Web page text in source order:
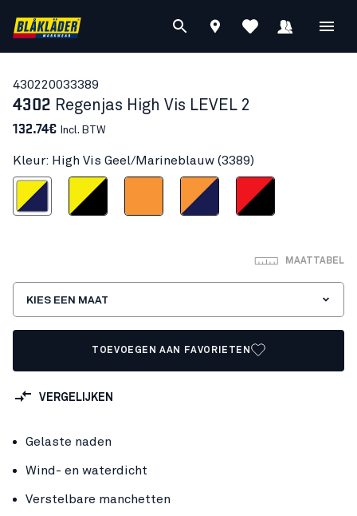
430220033389
4302 Regenjas High Vis LEVEL 2
132.74€ Incl. BTW
Kleur: High Vis Geel/Marineblauw (3389)
Geel/Marineblauw
High Vis Geel/ZwartHigh Vis Oranje/Marineblauw
High Vis Rood/Zwart
MAATTABEL
KIES EEN MAAT
TOEVOEGEN AAN FAVORIETEN
VERGELIJKEN
Gelaste naden
Wind- en waterdicht
Verstelbare manchetten